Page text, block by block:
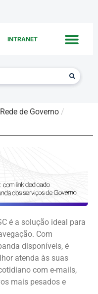
INTRANET
Rede de Governo /
é a solução ideal para
Com
disponíveis, é
atenda às suas
com e-mails,
mais pesados e